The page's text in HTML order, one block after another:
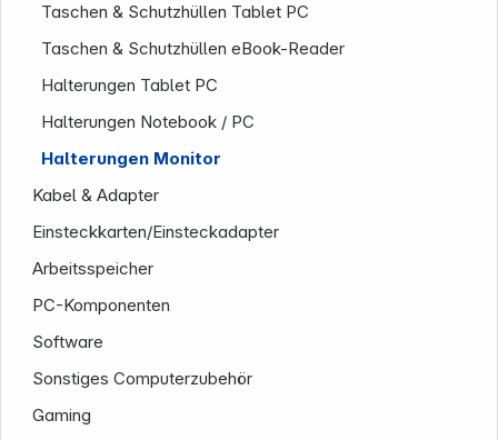
Taschen & Schutzhüllen Tablet PC
Taschen & Schutzhüllen eBook-Reader
Halterungen Tablet PC
Halterungen Notebook / PC
Halterungen Monitor
Kabel & Adapter
Einsteckkarten/Einsteckadapter
Arbeitsspeicher
PC-Komponenten
Software
Sonstiges Computerzubehör
Gaming
Unternehmen